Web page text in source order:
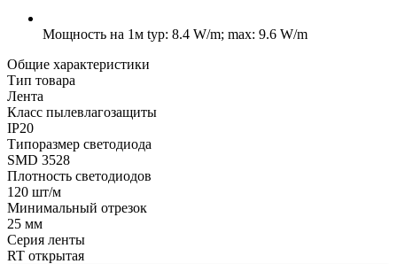
Мощность на 1м typ: 8.4 W/m; max: 9.6 W/m
Общие характеристики
Тип товара
Лента
Класс пылевлагозащиты
IP20
Типоразмер светодиода
SMD 3528
Плотность светодиодов
120 шт/м
Минимальный отрезок
25 мм
Серия ленты
RT открытая